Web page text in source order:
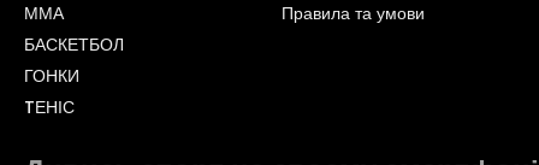
ММА
БАСКЕТБОЛ
ГОНКИ
TЕНІС
Правила та умови